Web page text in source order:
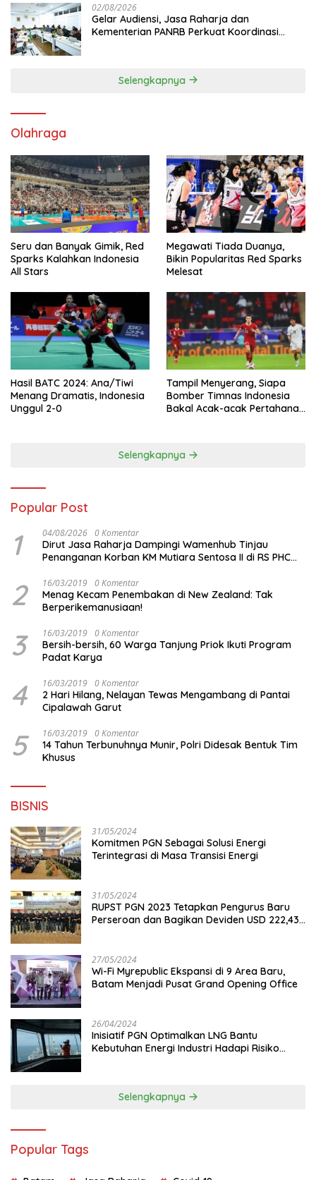
02/08/2026
Gelar Audiensi, Jasa Raharja dan
Kementerian PANRB Perkuat Koordinasi
Selengkapnya
Olahraga
Seru dan Banyak Gimik, Red
Sparks Kalahkan Indonesia
All Stars
Megawati Tiada Duanya,
Bikin Popularitas Red Sparks
Melesat
Hasil BATC 2024: Ana/Tiwi
Menang Dramatis, Indonesia
Unggul 2-0
Tampil Menyerang, Siapa
Bomber Timnas Indonesia
Bakal Acak-acak Pertahanan
Selengkapnya
Popular Post
1 04/08/2026 0 Komentar
Dirut Jasa Raharja Dampingi Wamenhub Tinjau
Penanganan Korban KM Mutiara Sentosa II di RS PHC
2 16/03/2019 0 Komentar
Menag Kecam Penembakan di New Zealand: Tak
Berperikemanusiaan!
3 16/03/2019 0 Komentar
Bersih-bersih, 60 Warga Tanjung Priok Ikuti Program
Padat Karya
4 16/03/2019 0 Komentar
2 Hari Hilang, Nelayan Tewas Mengambang di Pantai
Cipalawah Garut
5 16/03/2019 0 Komentar
14 Tahun Terbunuhnya Munir, Polri Didesak Bentuk Tim
Khusus
BISNIS
31/05/2024
Komitmen PGN Sebagai Solusi Energi
Terintegrasi di Masa Transisi Energi
31/05/2024
RUPST PGN 2023 Tetapkan Pengurus Baru
Perseroan dan Bagikan Deviden USD 222,43
27/05/2024
Wi-Fi Myrepublic Ekspansi di 9 Area Baru,
Batam Menjadi Pusat Grand Opening Office
26/04/2024
Inisiatif PGN Optimalkan LNG Bantu
Kebutuhan Energi Industri Hadapi Risiko
Selengkapnya
Popular Tags